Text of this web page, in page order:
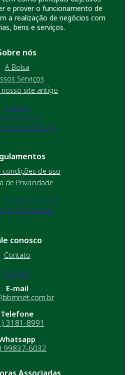
e prover o funcionamento de
a realização de negócios com
bens e serviços.
nós
A Bolsa
Serviços
nosso site antigo
A Bolsa
Serviços
nosso site antigo
condições de uso
de Privacidade
condições de uso
de Privacidade
conosco
Contato
Contato
E-mail
Telefone
3181-8991
99837-6032